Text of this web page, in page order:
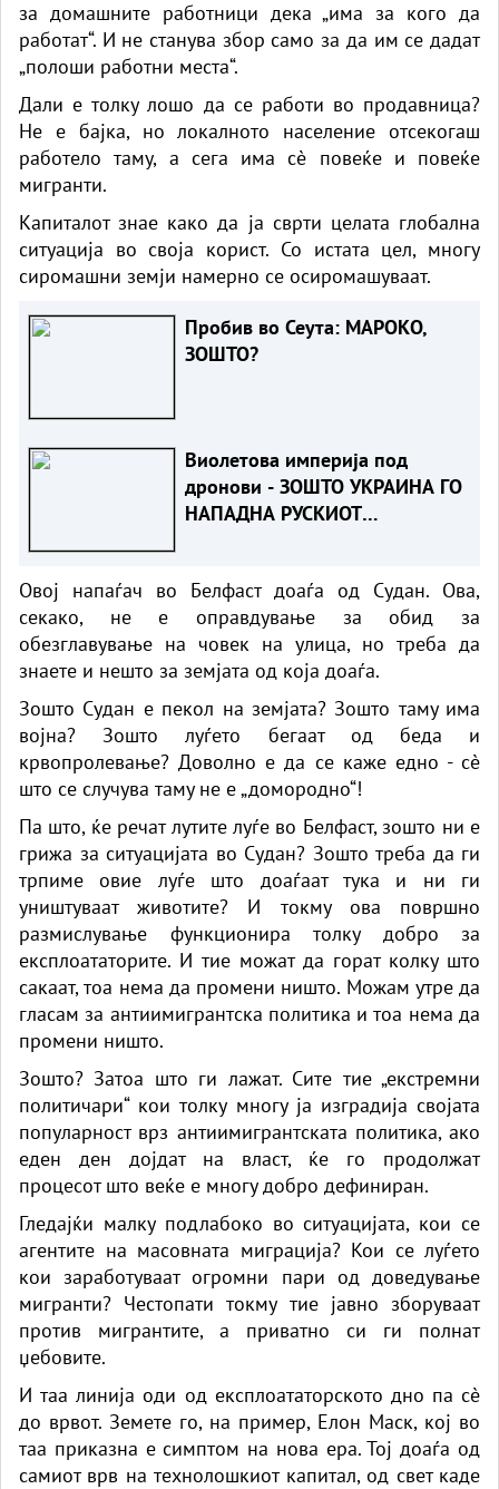
за домашните работници дека „има за кого да
работат“. И не станува збор само за да им се дадат
„полоши работни места“.
Дали е толку лошо да се работи во продавница?
Не е бајка, но локалното население отсекогаш
работело таму, а сега има сè повеќе и повеќе
мигранти.
Капиталот знае како да ја сврти целата глобална
ситуација во своја корист. Со истата цел, многу
сиромашни земји намерно се осиромашуваат.
Пробив во Сеута: МАРОКО,
ЗОШТО?
Виолетова империја под
дронови - ЗОШТО УКРАИНА ГО
НАПАДНА РУСКИОТ
Овој напаѓач во Белфаст доаѓа од Судан. Ова,
секако, не е оправдување за обид за
обезглавување на човек на улица, но треба да
знаете и нешто за земјата од која доаѓа.
Зошто Судан е пекол на земјата? Зошто таму има
војна? Зошто луѓето бегаат од беда и
крвопролевање? Доволно е да се каже едно - сè
што се случува таму не е „домородно“!
Па што, ќе речат лутите луѓе во Белфаст, зошто ни е
грижа за ситуацијата во Судан? Зошто треба да ги
трпиме овие луѓе што доаѓаат тука и ни ги
уништуваат животите? И токму ова површно
размислување функционира толку добро за
експлоататорите. И тие можат да горат колку што
сакаат, тоа нема да промени ништо. Можам утре да
гласам за антиимигрантска политика и тоа нема да
промени ништо.
Зошто? Затоа што ги лажат. Сите тие „екстремни
политичари“ кои толку многу ја изградија својата
популарност врз антиимигрантската политика, ако
еден ден дојдат на власт, ќе го продолжат
процесот што веќе е многу добро дефиниран.
Гледајќи малку подлабоко во ситуацијата, кои се
агентите на масовната миграција? Кои се луѓето
кои заработуваат огромни пари од доведување
мигранти? Честопати токму тие јавно зборуваат
против мигрантите, а приватно си ги полнат
џебовите.
И таа линија оди од експлоататорското дно па сè
до врвот. Земете го, на пример, Елон Маск, кој во
таа приказна е симптом на нова ера. Тој доаѓа од
самиот врв на технолошкиот капитал, од свет каде